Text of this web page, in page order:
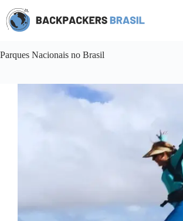
para
Parques Nacionais no Brasil